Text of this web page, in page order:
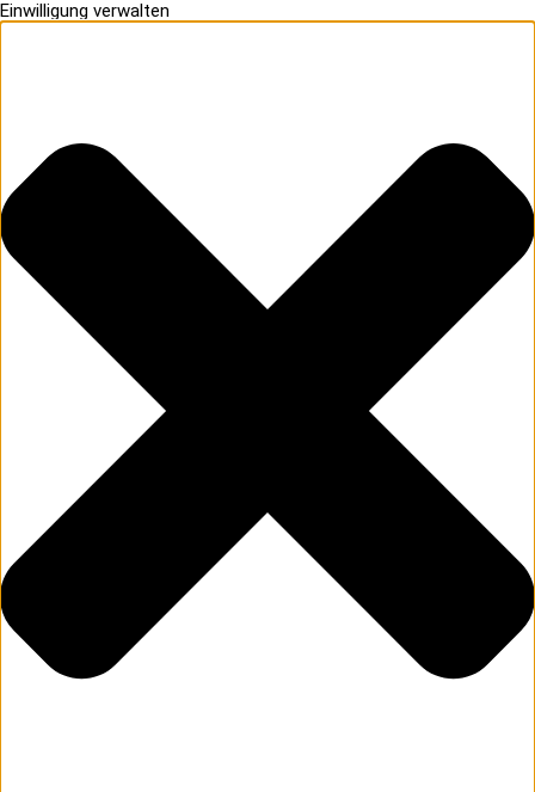
Einwilligung verwalten